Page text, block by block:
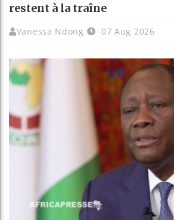
restent à la traîne
Vanessa Ndong 07 Aug 2026